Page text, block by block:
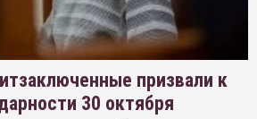
призвали к
30 октября